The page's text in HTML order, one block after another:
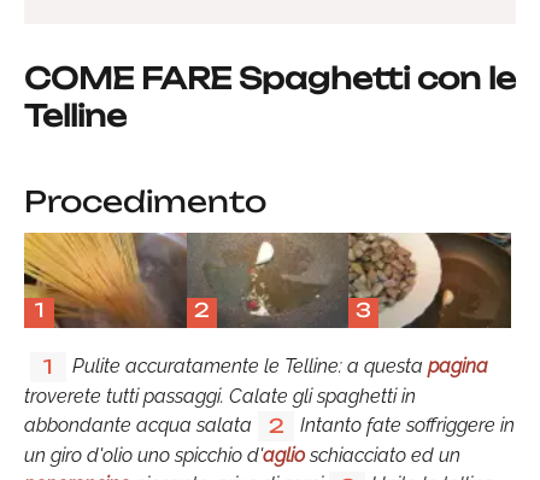
COME FARE Spaghetti con le
Telline
Procedimento
1 2 3
1 Pulite accuratamente le Telline: a questa pagina
troverete tutti passaggi. Calate gli spaghetti in
abbondante acqua salata
2
Intanto fate soffriggere in
un giro d'olio uno spicchio d'aglioschiacciato ed un